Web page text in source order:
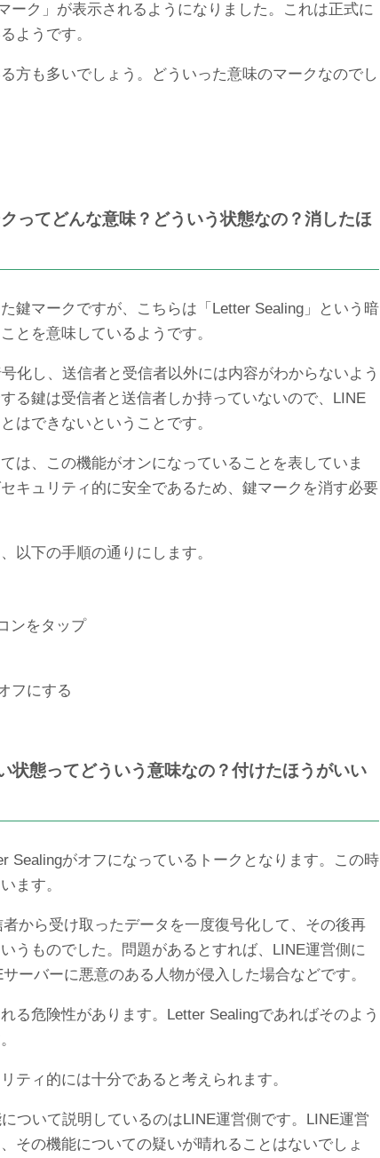
ッセー
存したLINEトーク履歴を復
ドで既読をつけない方法。
ーク」が表示されるようになりました。これは正式に
ようです。
方も多いでしょう。どういった意味のマークなのでし
ってどんな意味？どういう状態なの？消したほ
鍵マークですが、こちらは「Letter Sealing」という暗
とを意味しているようです。
化し、送信者と受信者以外には内容がわからないよう
る鍵は受信者と送信者しか持っていないので、LINE
はできないということです。
は、この機能がオンになっていることを表していま
キュリティ的に安全であるため、鍵マークを消す必要
以下の手順の通りにします。
ンをタップ
フにする
状態ってどういう意味なの？付けたほうがいい
Sealingがオフになっているトークとなります。この時
ます。
から受け取ったデータを一度復号化して、その後再
うものでした。問題があるとすれば、LINE運営側に
ーバーに悪意のある人物が侵入した場合などです。
る危険性があります。Letter Sealingであればそのよう
ティ的には十分であると考えられます。
ついて説明しているのはLINE運営側です。LINE運営
その機能についての疑いが晴れることはないでしょ